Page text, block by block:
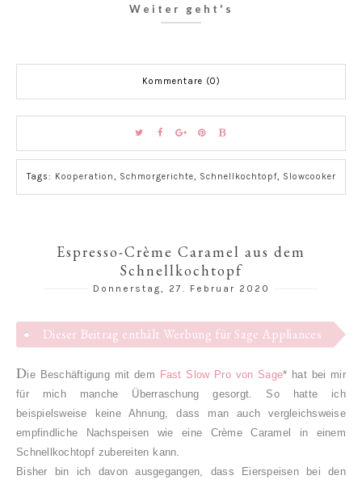
Weiter geht's
Kommentare (0)
Tags: Kooperation, Schmorgerichte, Schnellkochtopf, Slowcooker
Espresso-Crème Caramel aus dem
Schnellkochtopf
Donnerstag, 27. Februar 2020
Dieser Beitrag enthält Werbung für Sage Appliances
Die Beschäftigung mit dem Fast Slow Pro von Sage* hat bei mir
für mich manche Überraschung gesorgt. So hatte ich
beispielsweise keine Ahnung, dass man auch vergleichsweise
empfindliche Nachspeisen wie eine Crème Caramel in einem
Schnellkochtopf zubereiten kann.
Bisher bin ich davon ausgegangen, dass Eierspeisen bei den